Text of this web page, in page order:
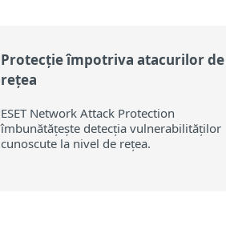
Protecție împotriva atacurilor de
rețea
ESET Network Attack Protection
îmbunătățește detecția vulnerabilităților
cunoscute la nivel de rețea.